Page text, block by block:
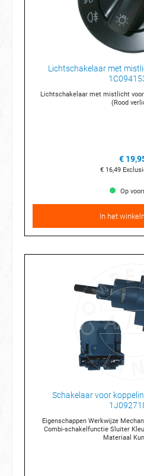
Lichtschakelaar met
Lichtschakelaar met mistlicht
(Rood
€
€ 16,49
Op
In het
Schakelaar voor koppelingbediening (motor)
Eigenschappen Werkwijze Mechanisch Aantal aansluitingen 2
Combi-schakelfunctie Sluiter Kleur Blauw
Materiaal